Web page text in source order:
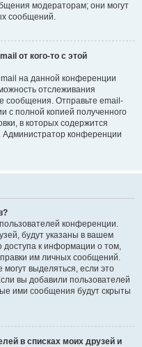
модераторам; они могут
сообщений.
от кого-то с этой
на данной конференции
отслеживания
сообщения. Отправьте email-
с полной копией полученного
в которых содержится
конференции
конференции.
будут указаны в вашем
доступа к информации о том,
им личных сообщений.
выделяться, если это
вы добавили пользователей
ими сообщения будут скрыты
в списках моих друзей и